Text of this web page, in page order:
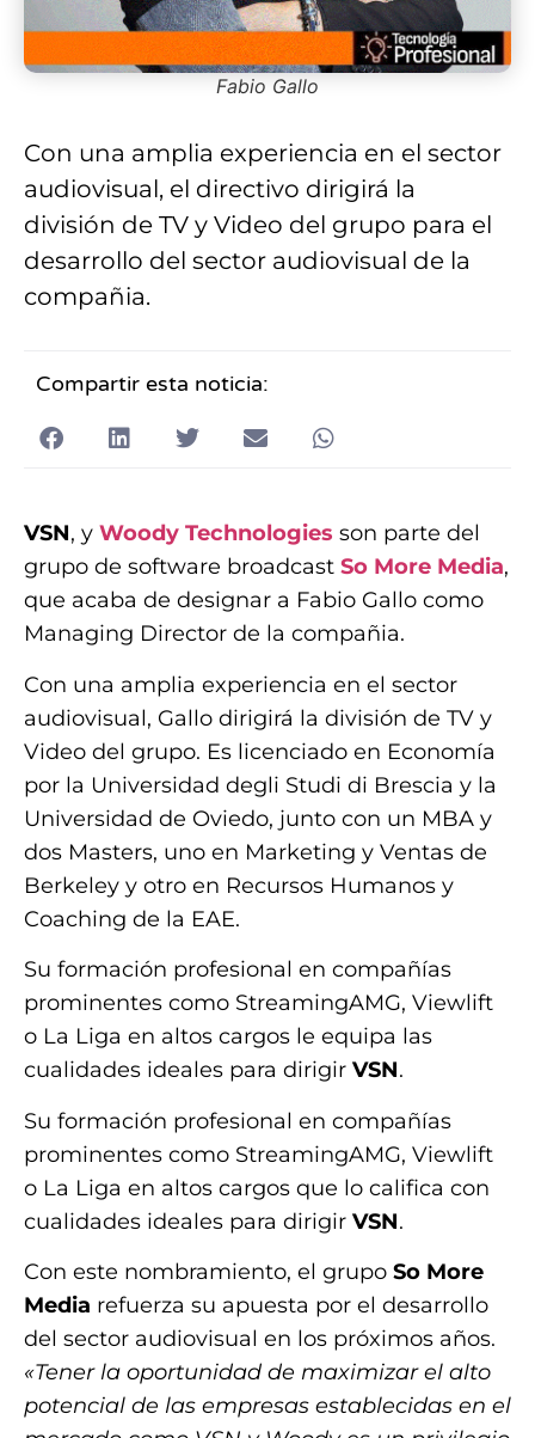
Fabio Gallo
Con una amplia experiencia en el sector
audiovisual, el directivo dirigirá la
división de TV y Video del grupo para el
desarrollo del sector audiovisual de la
compañia.
Compartir esta noticia:
VSN, y Woody Technologies son parte del
grupo de software broadcast So More Media,
que acaba de designar a Fabio Gallo como
Managing Director de la compañia.
Con una amplia experiencia en el sector
audiovisual, Gallo dirigirá la división de TV y
Video del grupo. Es licenciado en Economía
por la Universidad degli Studi di Brescia y la
Universidad de Oviedo, junto con un MBA y
dos Masters, uno en Marketing y Ventas de
Berkeley y otro en Recursos Humanos y
Coaching de la EAE.
Su formación profesional en compañías
prominentes como StreamingAMG, Viewlift
o La Liga en altos cargos le equipa las
cualidades ideales para dirigir VSN.
Su formación profesional en compañías
prominentes como StreamingAMG, Viewlift
o La Liga en altos cargos que lo califica con
cualidades ideales para dirigir VSN.
Con este nombramiento, el grupo So More
Media refuerza su apuesta por el desarrollo
del sector audiovisual en los próximos años.
«Tener la oportunidad de maximizar el alto
potencial de las empresas establecidas en el